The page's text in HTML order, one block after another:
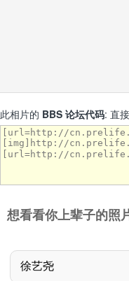
此相片的 BBS 论坛代码: 直
想看看你上辈子的照